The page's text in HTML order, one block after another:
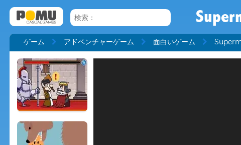
ゲーム アドベンチャーゲーム 面白いゲーム